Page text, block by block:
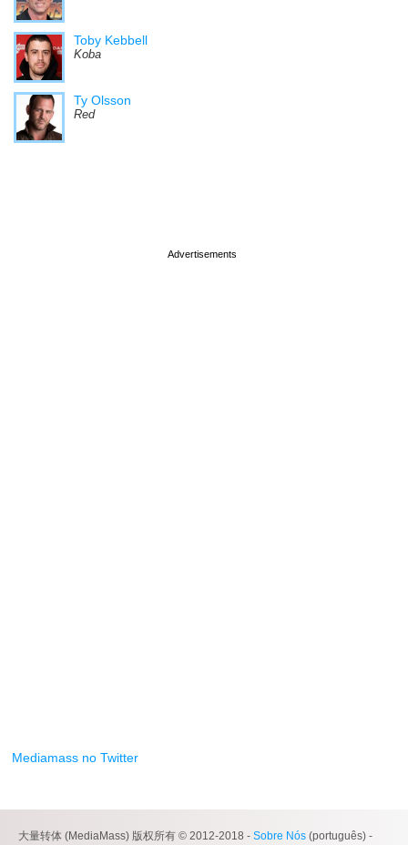
Toby Kebbell
Koba
Ty Olsson
Red
Mediamass no Twitter
大量转体 (MediaMass) 版权所有 © 2012-2018 - Sobre Nós (português) -